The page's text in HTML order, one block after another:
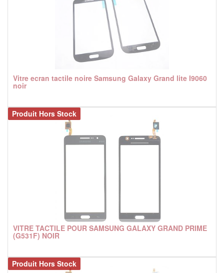
Vitre ecran tactile noire Samsung Galaxy Grand lite I9060
noir
VITRE TACTILE POUR SAMSUNG GALAXY GRAND PRIME
(G531F) NOIR
Produit Hors Stock
Produit Hors Stock